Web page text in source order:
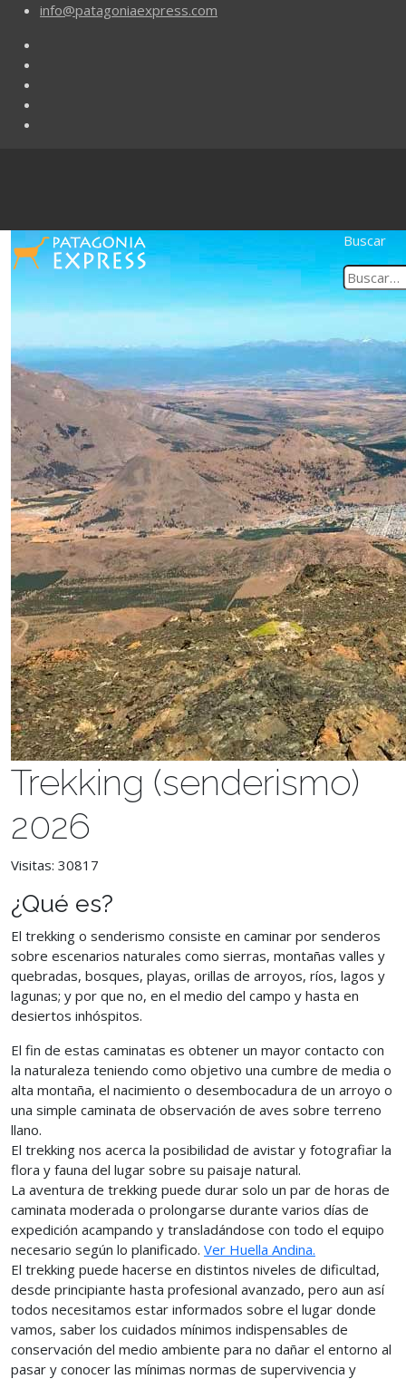
info@patagoniaexpress.com
Buscar
Trekking (senderismo)
2026
Visitas: 30817
¿Qué es?
El trekking o senderismo consiste en caminar por senderos
sobre escenarios naturales como sierras, montañas valles y
quebradas, bosques, playas, orillas de arroyos, ríos, lagos y
lagunas; y por que no, en el medio del campo y hasta en
desiertos inhóspitos.
El fin de estas caminatas es obtener un mayor contacto con
la naturaleza teniendo como objetivo una cumbre de media o
alta montaña, el nacimiento o desembocadura de un arroyo o
una simple caminata de observación de aves sobre terreno
llano.
El trekking nos acerca la posibilidad de avistar y fotografiar la
flora y fauna del lugar sobre su paisaje natural.
La aventura de trekking puede durar solo un par de horas de
caminata moderada o prolongarse durante varios días de
expedición acampando y transladándose con todo el equipo
necesario según lo planificado. Ver Huella Andina.
El trekking puede hacerse en distintos niveles de dificultad,
desde principiante hasta profesional avanzado, pero aun así
todos necesitamos estar informados sobre el lugar donde
vamos, saber los cuidados mínimos indispensables de
conservación del medio ambiente para no dañar el entorno al
pasar y conocer las mínimas normas de supervivencia y